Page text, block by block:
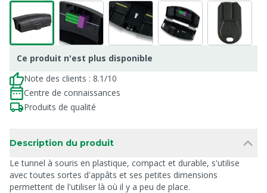
Ce produit n'est plus disponible
Note des clients : 8.1/10
Centre de connaissances
Produits de qualité
Description du produit
Le tunnel à souris en plastique, compact et durable, s'utilise
avec toutes sortes d'appâts et ses petites dimensions
permettent de l'utiliser là où il y a peu de place.